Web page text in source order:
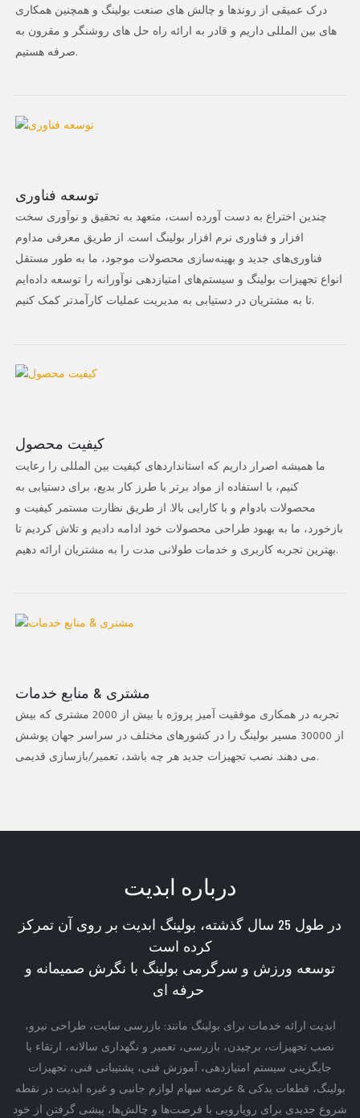
درک عمیقی از روندها و چالش های صنعت بولینگ و همچنین همکاری
های بین المللی داریم و قادر به ارائه راه حل های روشنگر و مقرون به
صرفه هستیم.
توسعه فناوری
چندین اختراع به دست آورده است، متعهد به تحقیق و نوآوری سخت
افزار و فناوری نرم افزار بولینگ است. از طریق معرفی مداوم
فناوری‌های جدید و بهینه‌سازی محصولات موجود، ما به طور مستقل
انواع تجهیزات بولینگ و سیستم‌های امتیازدهی نوآورانه را توسعه داده‌ایم
تا به مشتریان در دستیابی به مدیریت عملیات کارآمدتر کمک کنیم.
کیفیت محصول
ما همیشه اصرار داریم که استانداردهای کیفیت بین المللی را رعایت
کنیم، با استفاده از مواد برتر با طرز کار بدیع، برای دستیابی به
محصولات بادوام و با کارایی بالا. از طریق نظارت مستمر کیفیت و
بازخورد، ما به بهبود طراحی محصولات خود ادامه دادیم و تلاش کردیم تا
بهترین تجربه کاربری و خدمات طولانی مدت را به مشتریان ارائه دهیم.
مشتری & منابع خدمات
تجربه در همکاری موفقیت آمیز پروژه با بیش از 2000 مشتری که بیش
از 30000 مسیر بولینگ را در کشورهای مختلف در سراسر جهان پوشش
می دهند. نصب تجهیزات جدید هر چه باشد، تعمیر/بازسازی قدیمی.
درباره ابدیت
در طول 25 سال گذشته، بولینگ ابدیت بر روی آن تمرکز
کرده است
توسعه ورزش و سرگرمی بولینگ با نگرش صمیمانه و
ابدیت ارائه خدمات برای بولینگ مانند: بازرسی سایت، طراحی نیرو،
نصب تجهیزات، برچیدن، بازرسی، تعمیر و نگهداری سالانه، ارتقاء یا
جایگزینی سیستم امتیازدهی، آموزش فنی، پشتیبانی فنی، تجهیزات
بولینگ، قطعات یدکی & عرضه سهام لوازم جانبی و غیره ابدیت در نقطه
شروع جدیدی برای رویارویی با فرصت‌ها و چالش‌ها، پیشی گرفتن از خود